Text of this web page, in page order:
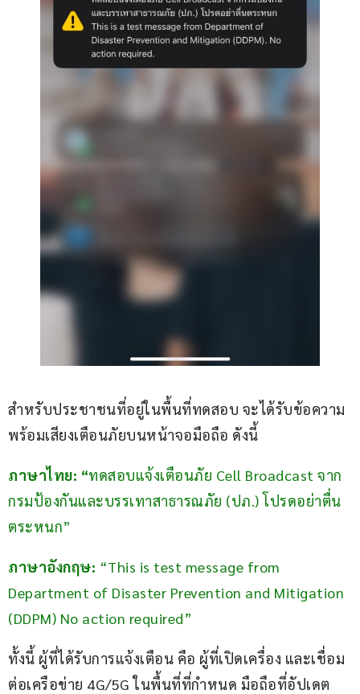
สำหรับประชาชนที่อยู่ในพื้นที่ทดสอบ จะได้รับข้อความ
พร้อมเสียงเตือนภัยบนหน้าจอมือถือ ดังนี้
ภาษาไทย: “ทดสอบแจ้งเตือนภัย Cell Broadcast จาก
กรมป้องกันและบรรเทาสาธารณภัย (ปภ.) โปรดอย่าตื่น
ตระหนก”
ภาษาอังกฤษ: “This is test message from
Department of Disaster Prevention and Mitigation
(DDPM) No action required”
ทั้งนี้ ผู้ที่ได้รับการแจ้งเตือน คือ ผู้ที่เปิดเครื่อง และเชื่อม
ต่อเครือข่าย 4G/5G ในพื้นที่ที่กำหนด มือถือที่อัปเดต